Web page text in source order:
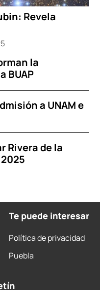
Revela
la
BUAP
a UNAM e
Rivera de la
2025
Te puede interesar
Política de privacidad
Puebla